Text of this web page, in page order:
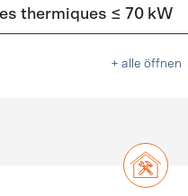
thermiques ≤ 70 kW
+ alle öffnen